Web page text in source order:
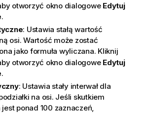
otworzyć okno dialogowe Edytuj
.
: Ustawia stałą wartość
osi. Wartość może zostać
jako formuła wyliczana. Kliknij
otworzyć okno dialogowe Edytuj
.
: Ustawia stały interwał dla
na osi. Jeśli skutkiem
ponad 100 zaznaczeń,